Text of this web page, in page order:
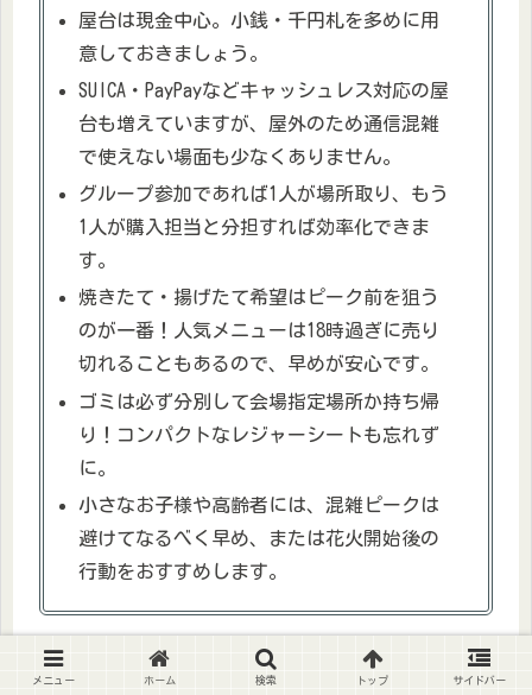
屋台は現金中心。小銭・千円札を多めに用
意しておきましょう。
SUICA・PayPayなどキャッシュレス対応の屋
台も増えていますが、屋外のため通信混雑
で使えない場面も少なくありません。
グループ参加であれば1人が場所取り、もう
1人が購入担当と分担すれば効率化できま
す。
焼きたて・揚げたて希望はピーク前を狙う
のが一番！人気メニューは18時過ぎに売り
切れることもあるので、早めが安心です。
ゴミは必ず分別して会場指定場所か持ち帰
り！コンパクトなレジャーシートも忘れず
に。
小さなお子様や高齢者には、混雑ピークは
避けてなるべく早め、または花火開始後の
行動をおすすめします。
お目当ての屋台前で“本日分完売”の
メニュー ホーム 検索 トップ サイドバー